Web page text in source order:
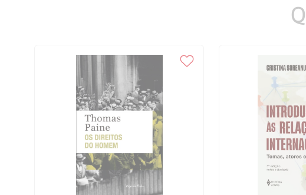
Decisão calcada em Inquérito Policial Militar, 216 Caso n. 4 – In dubio pro
Perseguição contínua para incriminar réu, 219 Caso n. 6 – Subversão do ato de
Consequências da tortura, 241 A sedução da morte, 245 Impactos sobre a
Marcas de tortura, 249 Exames de corpo de delito, 254 18 – Assistência médica
Médicos-legistas, 261 Parte VI Os limites extremos da tortura 19 – “Aqui é o
Horrores”, 265 A casa de São Conrado, 267 A casa de Petrópolis, 267 O “local
Horizonte, 268 O Colégio Militar de Belo Horizonte, 268 A “fazenda” e a casa de
Mortos sob tortura, 273 Chael Charles Schreier, 273 João Lucas Alves e Severino
Eduardo Leite, 276 Luiz Eduardo da Rocha Merlino, 277 Joaquim Alencar
Danielli, 278 Odijas Carvalho de Souza, 280 Alexandre Vannucchi Leme, 281
283 Wladimir Herzog, 284 21 – Desaparecidos políticos, 287 Epílogo, 303
de siglas, 307 Anexo II – A tortura, o que é, como evoluiu na história, 313 Anexo
políticos desde 1964, 325 Anexo IV – Declaração sobre tortura, 329 Anexo V –